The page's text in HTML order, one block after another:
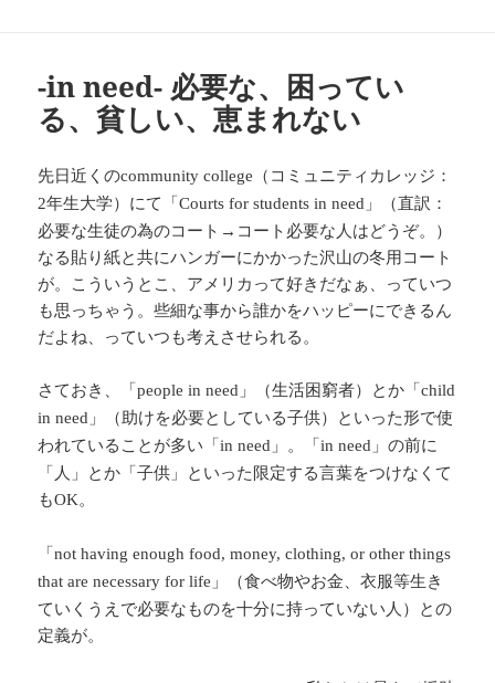
-in need- 必要な、困ってい
る、貧しい、恵まれない
先日近くのcommunity college （コミュニティカレッジ：
2年生大学）にて「Courts for students in need 」（直訳：
必要な生徒の為のコート→コート必要な人はどうぞ。）
なる貼り紙と共にハンガーにかかった沢山の冬用コート
が。こういうとこ、アメリカって好きだなぁ、っていつ
も思っちゃう。些細な事から誰かをハッピーにできるん
だよね、っていつも考えさせられる。
さておき、「people in need 」（生活困窮者）とか「child
in need 」（助けを必要としている子供）といった形で使
われていることが多い「in need 」。「in need 」の前に
「人」とか「子供」といった限定する言葉をつけなくて
もOK。
「not having enough food, money, clothing, or other things
that are necessary for life 」（食べ物やお金、衣服等生き
ていくうえで必要なものを十分に持っていない人）との
定義が。